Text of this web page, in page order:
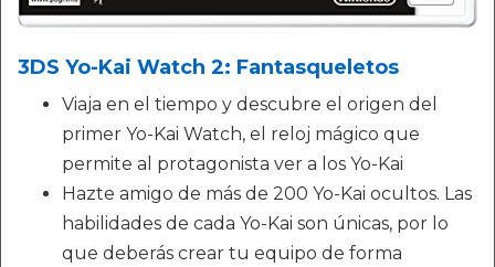
3DS Yo-Kai Watch 2: Fantasqueletos
Viaja en el tiempo y descubre el origen del
primer Yo-Kai Watch, el reloj mágico que
permite al protagonista ver a los Yo-Kai
Hazte amigo de más de 200 Yo-Kai ocultos. Las
habilidades de cada Yo-Kai son únicas, por lo
que deberás crear tu equipo de forma